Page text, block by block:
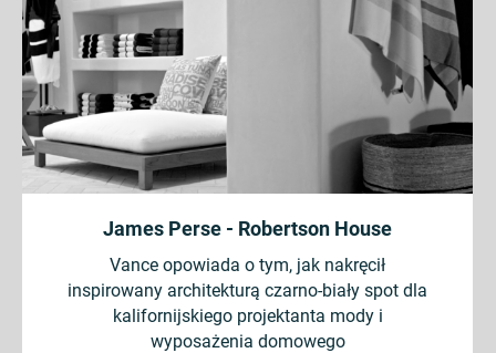
James Perse - Robertson House
Vance opowiada o tym, jak nakręcił
inspirowany architekturą czarno-biały spot dla
kalifornijskiego projektanta mody i
wyposażenia domowego